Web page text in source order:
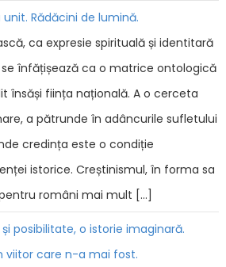
Rădăcini de lumină.
ca expresie spirituală și identitară
înfățișează ca o matrice ontologică
însăși ființa națională. A o cerceta
a pătrunde în adâncurile sufletului
credința este o condiție
istorice. Creștinismul, în forma sa
români mai mult […]
posibilitate, o istorie imaginară.
viitor care n-a mai fost.